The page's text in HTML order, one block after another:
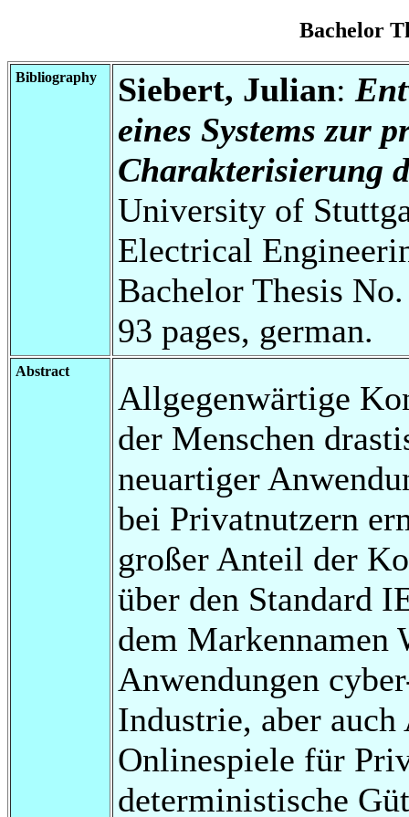
Bachelor
Bibliography Siebert, Julian:
eines Systems zur
Charakterisierung
University of
Electrical
Bachelor Thesis
93 pages, german.
Abstract
Allgegenwärtige
der Menschen
neuartiger
bei Privatnutzern
großer Anteil der
über den Standard
dem Markennamen
Anwendungen
Industrie, aber
Onlinespiele für
deterministische